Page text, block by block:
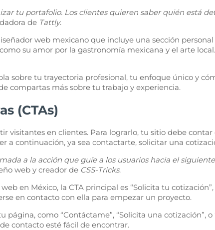
tu portafolio. Los clientes quieren saber quién está
de Tattly.
web mexicano que incluye una sección
su amor por la gastronomía mexicana y el arte
sobre tu trayectoria profesional, tu enfoque único y
compartas más sobre tu trabajo y experiencia.
(CTAs)
en clientes. Para lograrlo, tu sitio debe contar
a continuación, ya sea contactarte, solicitar una
a la acción que guíe a los usuarios hacia el
web y creador de CSS-Tricks.
en México, la CTA principal es “Solicita tu
en contacto con ella para empezar un proyecto.
como “Contáctame”, “Solicita una cotización”, o
contacto esté fácil de encontrar.